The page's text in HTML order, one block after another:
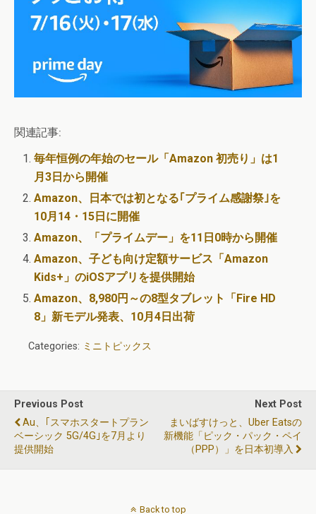
関連記事:
毎年恒例の年始のセール「Amazon 初売り」は1
月3日から開催
Amazon、日本では初となる｢プライム感謝祭｣を
10月14・15日に開催
Amazon、「プライムデー」を11日0時から開催
Amazon、子ども向け定額サービス「Amazon
Kids+」のiOSアプリを提供開始
Amazon、8,980円～の8型タブレット「Fire HD
8」新モデル発表、10月4日出荷
Categories: ミニトピックス
Previous Post
Au、｢スマホスタートプラン
ベーシック 5G/4G｣を7月より
提供開始
Next Post
まいばすけっと、Uber Eatsの
新機能「ピック・パック・ペイ
（PPP）」を日本初導入
Back to top